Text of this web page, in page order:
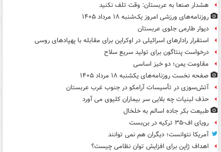
هشدار صنعا به عربستان: وقت تلف نکنید
روزنامه‌های ورزشی امروز یک‌شنبه ۱۸ مرداد ۱۴۰۵
دیوار طارمی جلوی عربستان
استقرار رادارهای اسرائیلی در اوکراین برای مقابله با پهپادهای روسی
درخواست پنتاگون برای تولید سریع سلاح
مقاومت یمن؛ دو خیز اساسی
صفحه نخست روزنامه‌های یکشنبه ۱۸ مرداد ۱۴۰۵
آتش‌سوزی در تأسیسات آرامکو در جنوب غرب عربستان
حذف لبنیات چه بلایی سر بیماران کلیوی می آورد
طبیعت بکر جاده اسالم به خلخال
رویای اف-۳۵ ترکیه در بن‌بست
آمریکا نتوانست؛ دیگران هم نمی توانند
اهداف ژاپن برای افزایش توان نظامی چیست؟